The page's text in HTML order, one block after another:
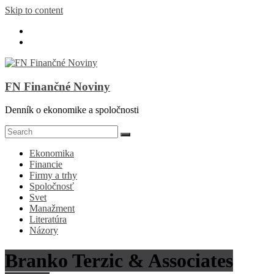
Skip to content
FN Finančné Noviny
Denník o ekonomike a spoločnosti
Ekonomika
Financie
Firmy a trhy
Spoločnosť
Svet
Manažment
Literatúra
Názory
Branko Terzic & Associates